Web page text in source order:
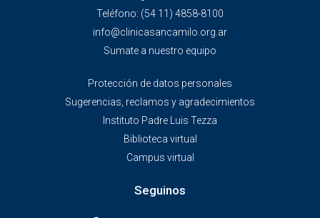
Teléfono: (54 11) 4858-8100
info@clinicasancamilo.org.ar
Sumate a nuestro equipo
Protección de datos personales
Sugerencias, reclamos y agradecimientos
Instituto Padre Luis Tezza
Biblioteca virtual
Campus virtual
Seguinos